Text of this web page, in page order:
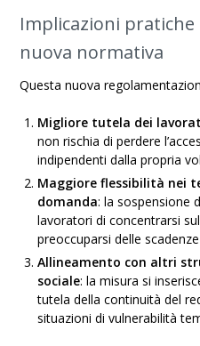
Implicazioni pratiche
nuova normativa
Questa nuova
Migliore tutela dei
non rischia di perdere
indipendenti dalla propria
Maggiore flessibilità nei
domanda: la sospensione
lavoratori di concentrarsi
preoccuparsi delle
Allineamento con altri
sociale: la misura si
tutela della continuità del
situazioni di vulnerabilità